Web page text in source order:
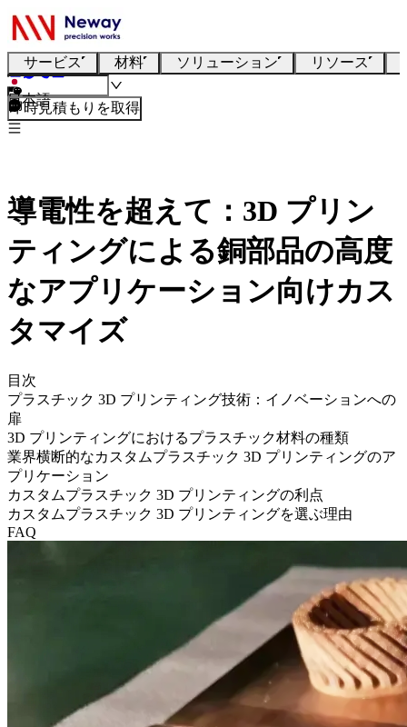
サービス 材料 ソリューション リソース
日本語
即時見積もりを取得
導電性を超えて：3D プリン
ティングによる銅部品の高度
なアプリケーション向けカス
タマイズ
目次
プラスチック 3D プリンティング技術：イノベーションへの
扉
3D プリンティングにおけるプラスチック材料の種類
業界横断的なカスタムプラスチック 3D プリンティングのア
プリケーション
カスタムプラスチック 3D プリンティングの利点
カスタムプラスチック 3D プリンティングを選ぶ理由
FAQ